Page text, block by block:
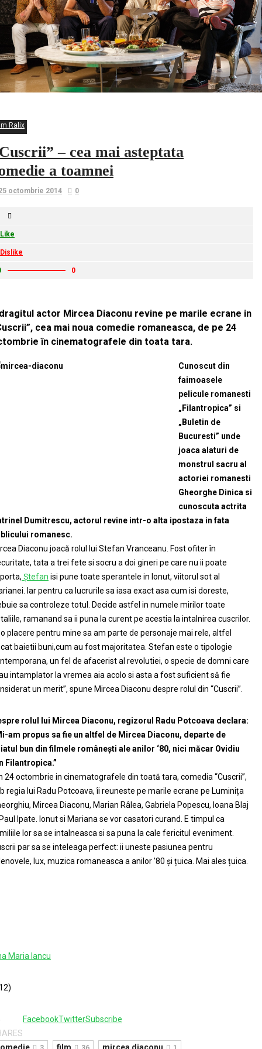
Ralix
– cea mai asteptata
a toamnei
octombrie 2014 0
Like
Dislike
0
actor Mircea Diaconu revine pe marile ecrane in
cea mai noua comedie romaneasca, de pe 24
în cinematografele din toata tara.
Cunoscut din
faimoasele
pelicule romanesti
„Filantropica” si
„Buletin de
Bucuresti” unde
joaca alaturi de
monstrul sacru al
actoriei romanesti
Gheorghe Dinica si
cunoscuta actrita
Dumitrescu, actorul revine intr-o alta ipostaza in fata
romanesc.
Diaconu joacă rolul lui Stefan Vranceanu. Fost ofiter în
tata a trei fete si socru a doi gineri pe care nu ii poate
Ștefan isi pune toate sperantele in Ionut, viitorul sot al
Iar pentru ca lucrurile sa iasa exact asa cum isi doreste,
sa controleze totul. Decide astfel in numele mirilor toate
ramanand sa ii puna la curent pe acestia la intalnirea cuscrilor.
o placere pentru mine sa am parte de personaje mai rele, altfel
baietii buni,cum au fost majoritatea. Stefan este o tipologie
un fel de afacerist al revolutiei, o specie de domni care
intamplator la vremea aia acolo si asta a fost suficient să fie
un merit”, spune Mircea Diaconu despre rolul din “Cuscrii”.
rolul lui Mircea Diaconu, regizorul Radu Potcoava declara:
am propus sa fie un altfel de Mircea Diaconu, departe de
bun din filmele românești ale anilor ‘80, nici măcar Ovidiu
Filantropica.”
24 octombrie in cinematografele din toată tara, comedia “Cuscrii”,
regia lui Radu Potcoava, îi reuneste pe marile ecrane pe Luminița
Mircea Diaconu, Marian Râlea, Gabriela Popescu, Ioana Blaj
Ipate. Ionut si Mariana se vor casatori curand. E timpul ca
lor sa se intalneasca si sa puna la cale fericitul eveniment.
par sa se inteleaga perfect: ii uneste pasiunea pentru
lux, muzica romaneasca a anilor ’80 și țuica. Mai ales țuica.
Maria Iancu
FacebookTwitterSubscribe
film mircea diaconu